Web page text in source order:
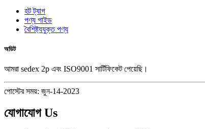
হট ট্যাগ
পণ্য গাইড
বৈশিষ্ট্যযুক্ত পণ্য
অডিট
আমরা sedex 2p এবং ISO9001 সার্টিফিকেট পেয়েছি।
পোস্টের সময়: জুন-14-2023
যোগাযোগUs